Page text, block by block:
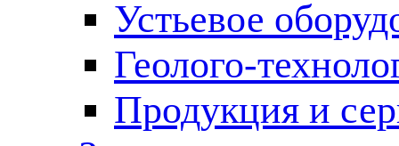
Устьевое
Геолого-
Продукция и